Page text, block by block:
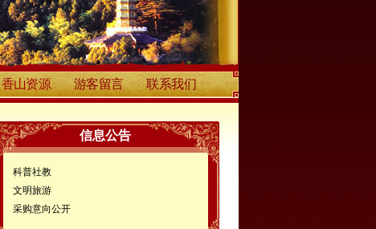
香山资源 游客留言 联系我们
信息公告
科普社教
文明旅游
采购意向公开